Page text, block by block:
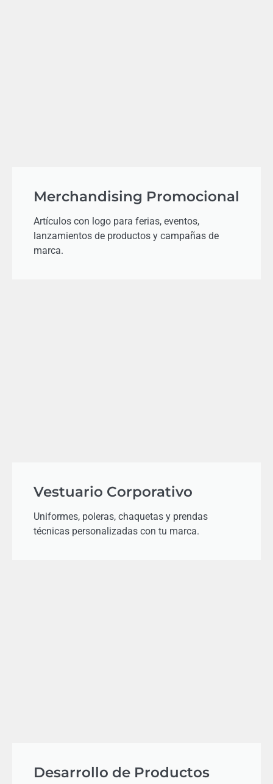
Merchandising Promocional
Artículos con logo para ferias, eventos,
lanzamientos de productos y campañas de
marca.​
Vestuario Corporativo
Uniformes, poleras, chaquetas y prendas
técnicas personalizadas con tu marca.
Desarrollo de Productos